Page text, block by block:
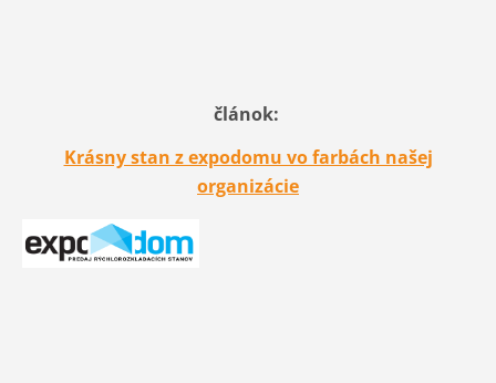
článok:
Krásny stan z expodomu vo farbách našej
organizácie